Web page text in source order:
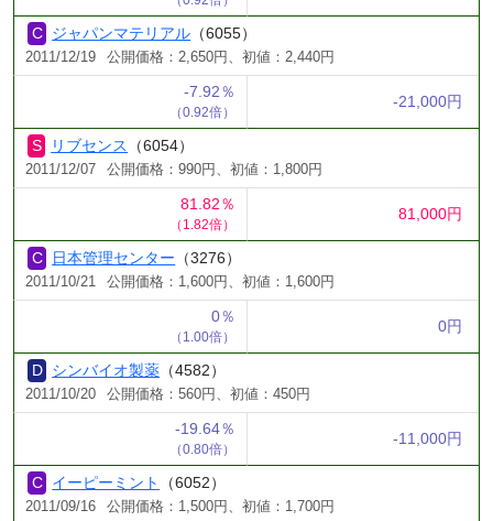
ジャパンマテリアル （6055）
2011/12/19 公開価格：2,650円、初値：2,440円
-7.92％
（0.92倍）
-21,000円
リブセンス （6054）
2011/12/07 公開価格：990円、初値：1,800円
81.82％
（1.82倍）
81,000円
日本管理センター （3276）
2011/10/21 公開価格：1,600円、初値：1,600円
0％
（1.00倍）
0円
シンバイオ製薬 （4582）
2011/10/20 公開価格：560円、初値：450円
-19.64％
（0.80倍）
-11,000円
イーピーミント （6052）
2011/09/16 公開価格：1,500円、初値：1,700円